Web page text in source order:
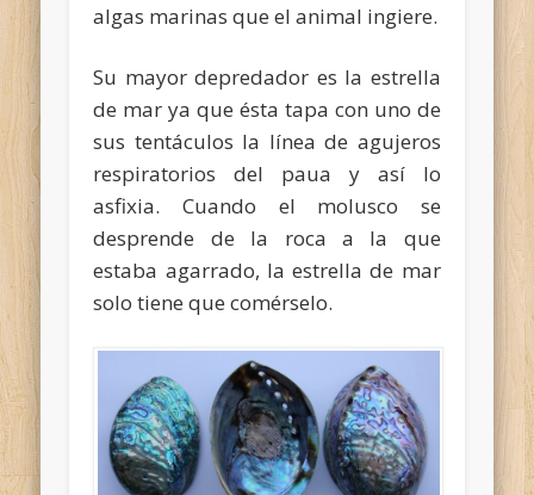
algas marinas que el animal ingiere.
Su mayor depredador es la estrella
de mar ya que ésta tapa con uno de
sus tentáculos la línea de agujeros
respiratorios del paua y así lo
asfixia. Cuando el molusco se
desprende de la roca a la que
estaba agarrado, la estrella de mar
solo tiene que comérselo.